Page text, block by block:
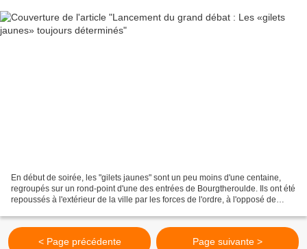
En début de soirée, les "gilets jaunes" sont un peu moins d'une centaine,
regroupés sur un rond-point d'une des entrées de Bourgtheroulde. Ils ont été
repoussés à l'extérieur de la ville par les forces de l'ordre, à l'opposé de
< Page précédente Page suivante >